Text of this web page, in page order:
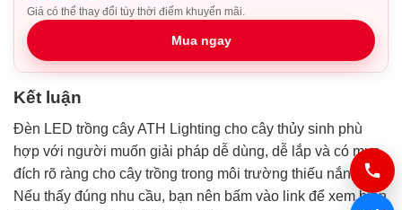
Giá có thể thay đổi tùy thời điểm khuyến mãi.
Mua ngay
Kết luận
Đèn LED trồng cây ATH Lighting cho cây thủy sinh phù
hợp với người muốn giải pháp dễ dùng, dễ lắp và có mục
đích rõ ràng cho cây trồng trong môi trường thiếu nắng.
Nếu thấy đúng nhu cầu, bạn nên bấm vào link để xem biến